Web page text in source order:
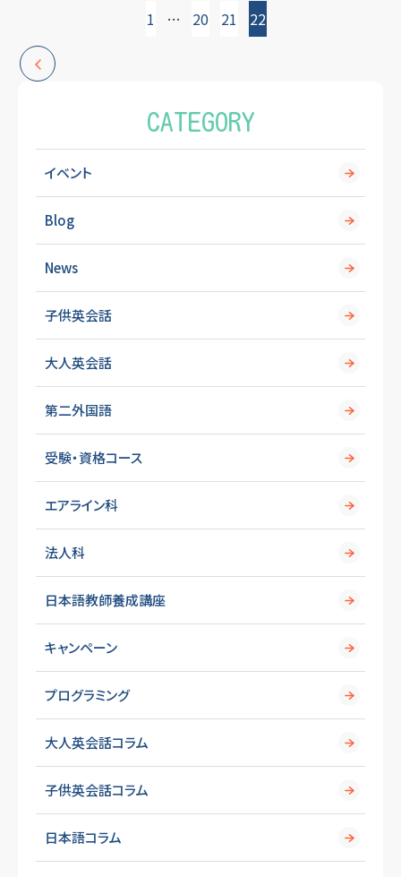
稿
ペ
ー
ジ
1 … 20 21 22
CATEGORY
イベント
Blog
News
子供英会話
大人英会話
第二外国語
受験・資格コース
エアライン科
法人科
日本語教師養成講座
キャンペーン
プログラミング
大人英会話コラム
子供英会話コラム
日本語コラム